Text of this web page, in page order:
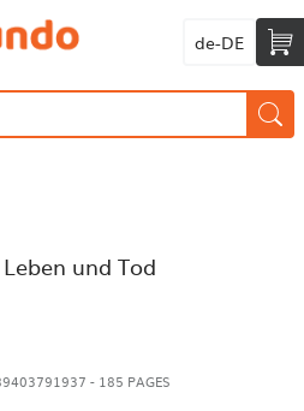
de-DE
und Tod
- 185 PAGES